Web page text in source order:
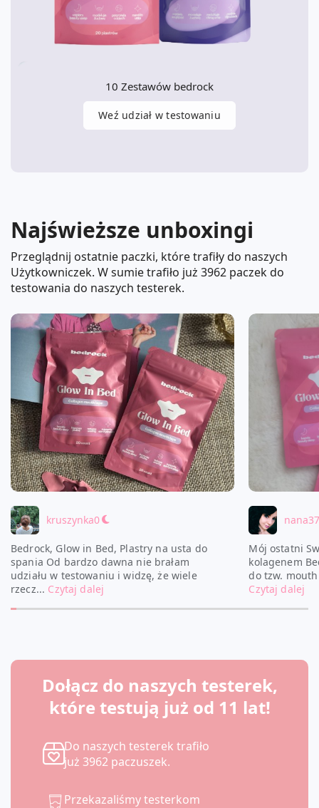
10 Zestawów bedrock
Weź udział w testowaniu
Najświeższe unboxingi
Przeglądnij ostatnie paczki, które trafiły do naszych
Użytkowniczek. W sumie trafiło już 3962 paczek do
testowania do naszych testerek.
kruszynka0
Bedrock, Glow in Bed, Plastry na usta do
spania Od bardzo dawna nie brałam
udziału w testowaniu i widzę, że wiele
rzecz... Czytaj dalej
Mój ostatni
kolagenem
do tzw.
Czytaj dalej
Dołącz do naszych testerek,
które testują już od 11 lat!
Do naszych testerek trafiło
już 3962 paczuszek.
Przekazaliśmy testerkom